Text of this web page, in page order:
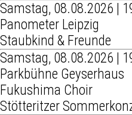
Samstag, 08.08.2026 |
Panometer Leipzig
Staubkind & Freunde
Samstag, 08.08.2026 |
Parkbühne Geyserhaus
Fukushima Choir
Stötteritzer